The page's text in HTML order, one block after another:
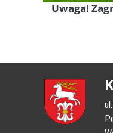
Uwaga!